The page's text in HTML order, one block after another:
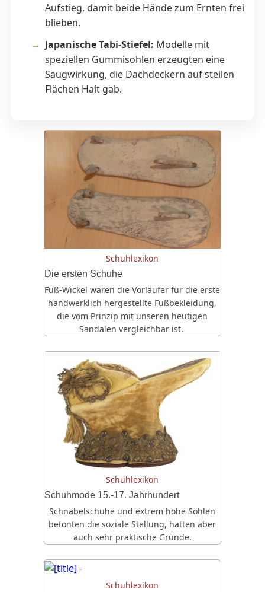
Aufstieg, damit beide Hände zum Ernten frei
blieben.
Japanische Tabi-Stiefel: Modelle mit
speziellen Gummisohlen erzeugten eine
Saugwirkung, die Dachdeckern auf steilen
Flächen Halt gab.
Schuhlexikon
Die ersten Schuhe
Fuß-Wickel waren die Vorläufer für die erste
handwerklich hergestellte Fußbekleidung,
die vom Prinzip mit unseren heutigen
Sandalen vergleichbar ist.
Schuhlexikon
Schuhmode 15.-17. Jahrhundert
Schnabelschuhe und extrem hohe Sohlen
betonten die soziale Stellung, hatten aber
auch sehr praktische Gründe.
Schuhlexikon